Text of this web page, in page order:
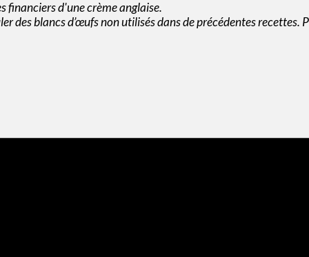
financiers d'une crème anglaise.
des blancs d’œufs non utilisés dans de précédentes recettes.